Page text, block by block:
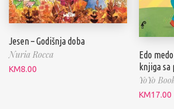
Jesen – Godišnja doba
Nuria Rocca
KM8.00
Edo
knjiga
YoYo
KM17.00